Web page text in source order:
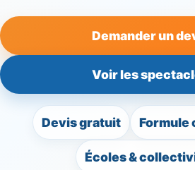
Demander un
Voir les
Devis gratuit Formule
Écoles &